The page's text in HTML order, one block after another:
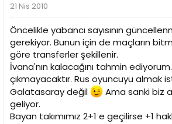
21 Nis 2010
Öncelikle yabancı sayısının
gerekiyor. Bunun için de maçların
göre transferler şekillenir.
İvana'nın kalacağını tahmin
çıkmayacaktır. Rus oyuncuyu almak
Galatasaray değil
Ama sanki biz
geliyor.
Bayan takımımız 2+1 e geçilirse +1